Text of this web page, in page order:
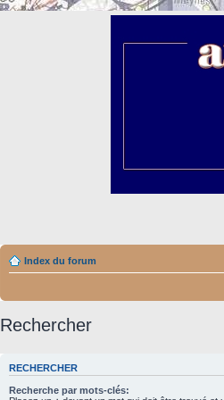
Index du forum
Rechercher
RECHERCHER
Recherche par mots-clés: